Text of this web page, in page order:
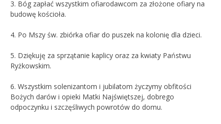
3. Bóg zapłać wszystkim ofiarodawcom za złożone ofiary na
budowę kościoła.
4. Po Mszy św. zbiórka ofiar do puszek na kolonię dla dzieci.
5. Dziękuję za sprzątanie kaplicy oraz za kwiaty Państwu
Ryżkowskim.
6. Wszystkim solenizantom i jubilatom życzymy obfitości
Bożych darów i opieki Matki Najświętszej, dobrego
odpoczynku i szczęśliwych powrotów do domu.